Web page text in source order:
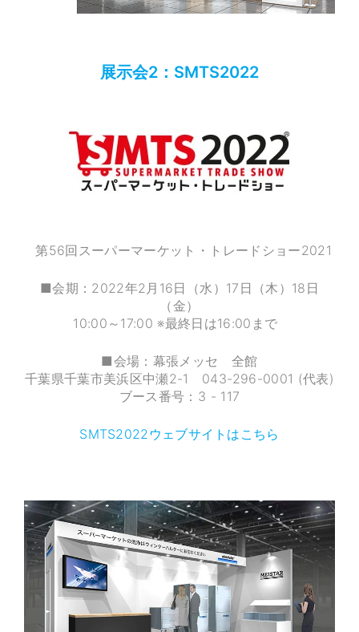
展示会2：SMTS2022
第56回スーパーマーケット・トレードショー2021
■会期：2022年2月16日（水）17日（木）18日
（金）
10:00～17:00 ※最終日は16:00まで
■会場：幕張メッセ 全館
千葉県千葉市美浜区中瀬2-1 043-296-0001 (代表)
ブース番号：3 - 117
SMTS2022ウェブサイトはこちら